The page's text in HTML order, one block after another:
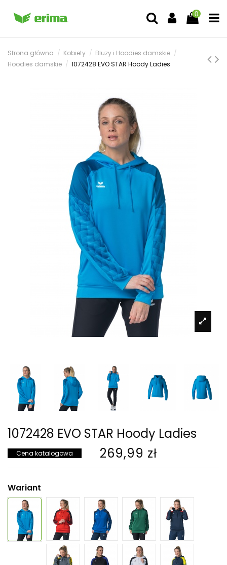
0
Strona główna Kobiety
Bluzy i Hoodies damskie
Hoodies damskie
1072428 EVO STAR Hoody Ladies
1072428 EVO STAR Hoody Ladies
Cena katalogowa 269,99 zł
Wariant